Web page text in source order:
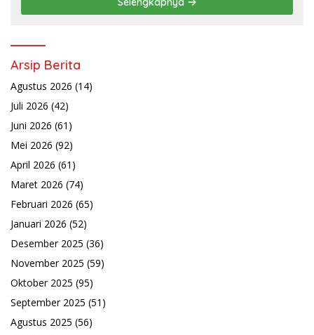
Arsip Berita
Agustus 2026 (14)
Juli 2026 (42)
Juni 2026 (61)
Mei 2026 (92)
April 2026 (61)
Maret 2026 (74)
Februari 2026 (65)
Januari 2026 (52)
Desember 2025 (36)
November 2025 (59)
Oktober 2025 (95)
September 2025 (51)
Agustus 2025 (56)